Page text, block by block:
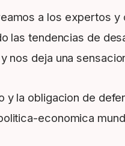
a los expertos
las tendencias de
nos deja una
y la obligacion de
economica